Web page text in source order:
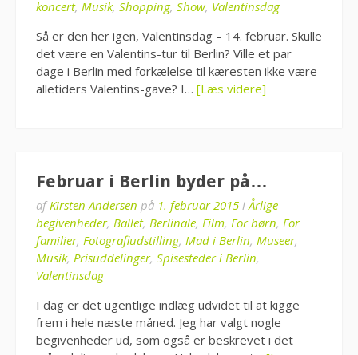
koncert, Musik, Shopping, Show, Valentinsdag
Så er den her igen, Valentinsdag – 14. februar. Skulle
det være en Valentins-tur til Berlin? Ville et par
dage i Berlin med forkælelse til kæresten ikke være
alletiders Valentins-gave? I… [Læs videre]
Februar i Berlin byder på…
afKirsten Andersen på 1. februar 2015 i Årlige
begivenheder, Ballet, Berlinale, Film, For børn, For
familier, Fotografiudstilling, Mad i Berlin, Museer,
Musik, Prisuddelinger, Spisesteder i Berlin,
Valentinsdag
I dag er det ugentlige indlæg udvidet til at kigge
frem i hele næste måned. Jeg har valgt nogle
begivenheder ud, som også er beskrevet i det